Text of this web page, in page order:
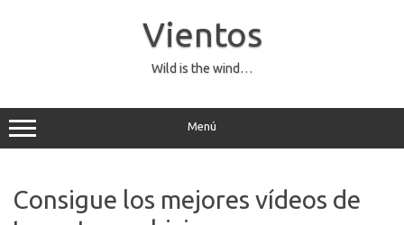
Vientos
Wild is the wind…
Menú
Consigue los mejores vídeos de